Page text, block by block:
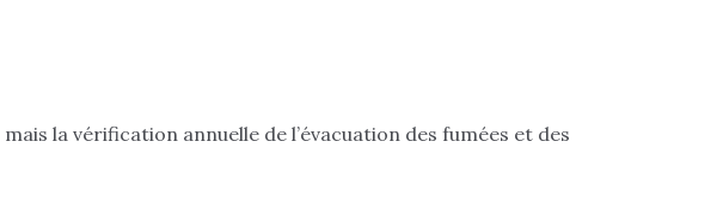
la vérification annuelle de l’évacuation des fumées et des